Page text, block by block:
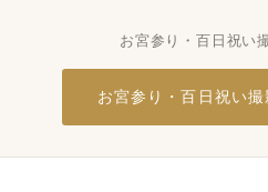
お宮参り・百日祝い
お宮参り・百日祝い